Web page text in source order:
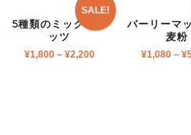
SALE!
5種類のミックスナ
ッツ
¥1,800– ¥2,200
バーリーマ
麦粉
¥1,080 –¥